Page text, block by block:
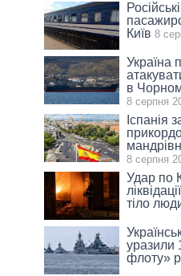
Київ 8
Україна
в
8 серпня
Іспанія
8 серпня
Удар по
тіло
уразили
флоту»